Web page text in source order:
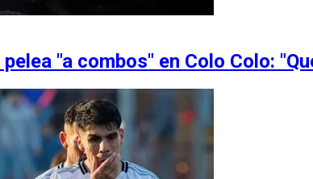
"a combos" en Colo Colo: